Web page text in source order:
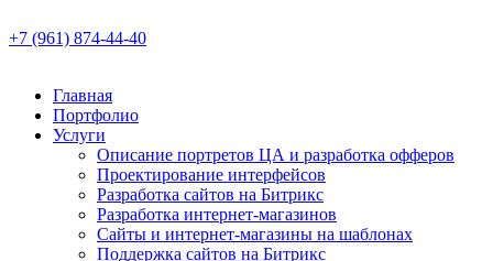
+7 (961) 874-44-40
Главная
Портфолио
Услуги
Описание портретов ЦА и разработка офферов
Проектирование интерфейсов
Разработка сайтов на Битрикс
Разработка интернет-магазинов
Сайты и интернет-магазины на шаблонах
Поддержка сайтов на Битрикс